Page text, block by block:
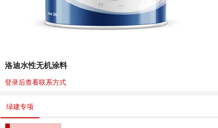
洛迪水性无机涂料
登录后查看联系方式
绿建专项